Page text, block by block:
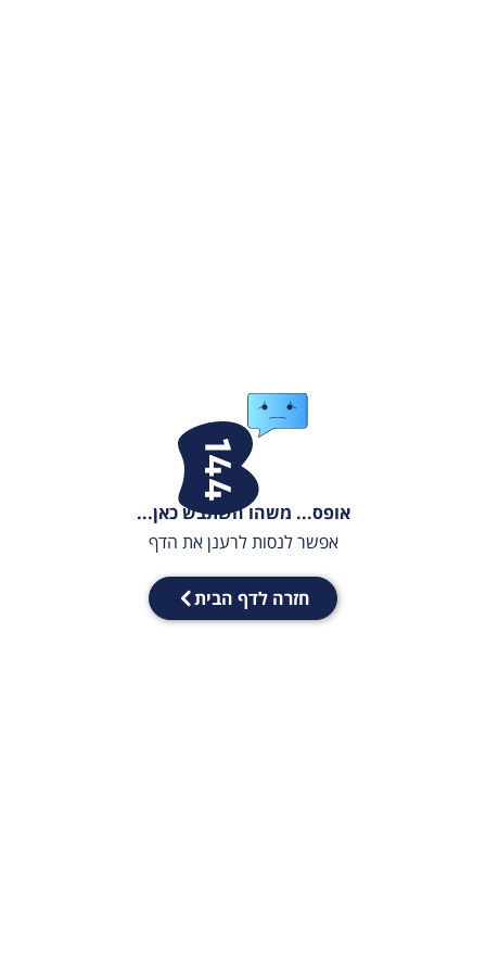
אופס... משהו השתבש כאן...
אפשר לנסות לרענן את הדף
חזרה לדף הבית